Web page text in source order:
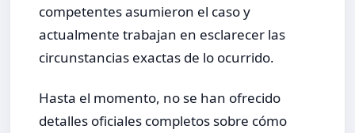
competentes asumieron el caso y
actualmente trabajan en esclarecer las
circunstancias exactas de lo ocurrido.
Hasta el momento, no se han ofrecido
detalles oficiales completos sobre cómo